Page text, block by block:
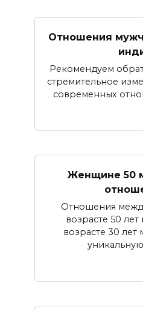
Отношения
Рекомендуем
стремительное
современных
Женщине 50
Отношения
возрасте 50
возрасте 30 лет